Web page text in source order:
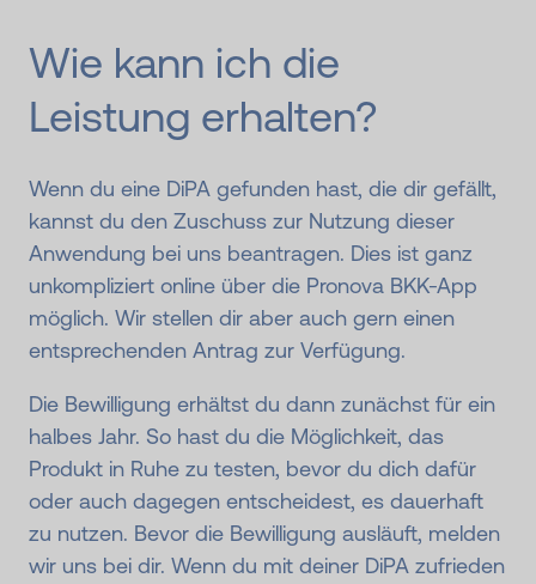
Wie kann ich die
Leistung erhalten?
Wenn du eine DiPA gefunden hast, die dir gefällt,
kannst du den Zuschuss zur Nutzung dieser
Anwendung bei uns beantragen. Dies ist ganz
unkompliziert online über die Pronova BKK-App
möglich. Wir stellen dir aber auch gern einen
entsprechenden Antrag zur Verfügung.
Die Bewilligung erhältst du dann zunächst für ein
halbes Jahr. So hast du die Möglichkeit, das
Produkt in Ruhe zu testen, bevor du dich dafür
oder auch dagegen entscheidest, es dauerhaft
zu nutzen. Bevor die Bewilligung ausläuft, melden
wir uns bei dir. Wenn du mit deiner DiPA zufrieden